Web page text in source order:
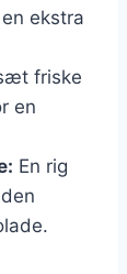
ekstra
friske
en
En rig